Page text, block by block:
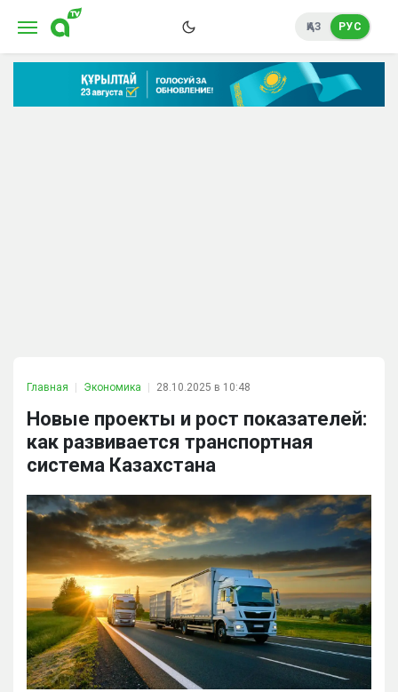
ҚАЗ РУС
Главная Экономика 28.10.2025 в 10:48
Новые проекты и рост показателей:
как развивается транспортная
система Казахстана